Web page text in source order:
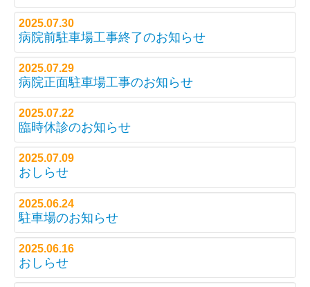
2025.07.30
病院前駐車場工事終了のお知らせ
2025.07.29
病院正面駐車場工事のお知らせ
2025.07.22
臨時休診のお知らせ
2025.07.09
おしらせ
2025.06.24
駐車場のお知らせ
2025.06.16
おしらせ